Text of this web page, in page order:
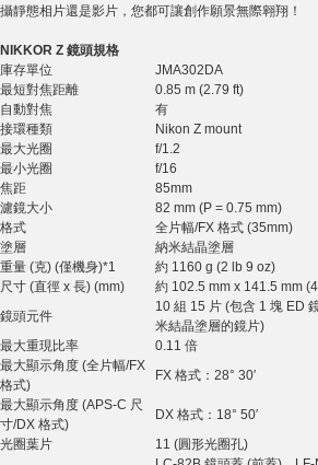
攝靜態相片還是影片，您都可讓創作願景無際翱翔！
NIKKOR Z 鏡頭規格
庫存單位
JMA302DA
最短對焦距離
0.85 m (2.79 ft)
自動對焦
有
接環種類
Nikon Z mount
最大光圈
f/1.2
最小光圈
f/16
焦距
85mm
濾鏡大小
82 mm (P = 0.75 mm)
格式
全片幅/FX 格式 (35mm)
塗層
納米結晶塗層
重量 (克) (僅機身)*1
約 1160 g (2 lb 9 oz)
尺寸 (直徑 x 長) (mm)
約 102.5 mm x 141.5 mm
鏡頭元件
10 組 15 片 (包含 1 塊 ED
米結晶塗層的鏡片)
最大重現比率
0.11 倍
最大顯示角度 (全片幅/FX
格式)
FX 格式：28° 30′
最大顯示角度 (APS-C 尺
寸/DX 格式)
DX 格式：18° 50′
光圈葉片
11 (圓形光圈孔)